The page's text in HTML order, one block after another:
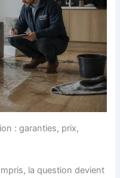
: garanties, prix,
la question devient